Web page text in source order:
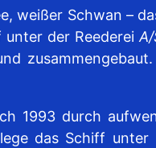
weißer Schwan –
unter der Reederei
1993 durch
das Schiff